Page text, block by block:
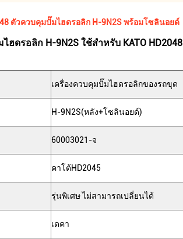
ตัวควบคุมปั๊มไฮดรอลิก H-9N2S พร้อมโซลินอยด์
ฮดรอลิก H-9N2S ใช้สำหรับ KATO HD2048
เครื่องควบคุมปั๊มไฮดรอลิกของรถขุด
H-9N2S(หลัง+โซลินอยด์)
60003021-จ
คาโต้HD2045
รุ่นพิเศษ ไม่สามารถเปลี่ยนได้
เดคา